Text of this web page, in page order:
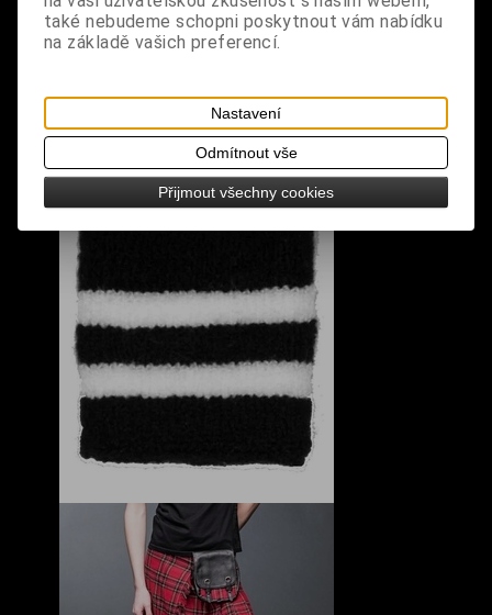
také nebudeme schopni poskytnout vám nabídku
na základě vašich preferencí.
Nastavení
Odmítnout vše
Přijmout všechny cookies